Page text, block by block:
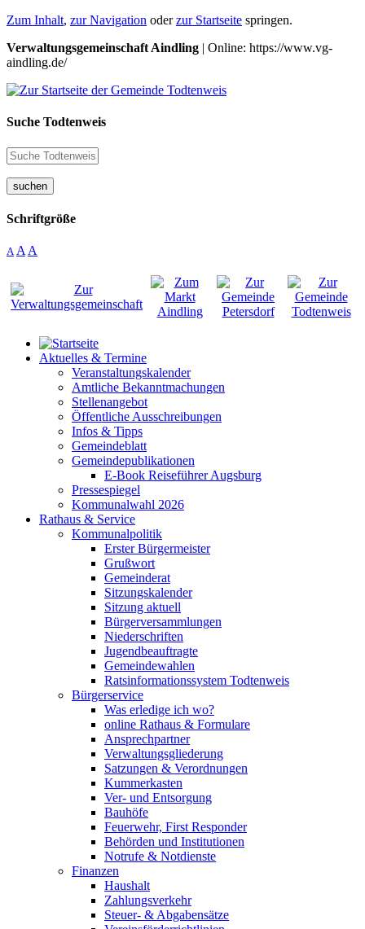
Zum Inhalt, zur Navigation oderzur Startseite springen.
Verwaltungsgemeinschaft Aindling | Online: https://www.vg-
aindling.de/
Suche Todtenweis
suchen
Schriftgröße
A A A
Aktuelles & Termine
Veranstaltungskalender
Amtliche Bekanntmachungen
Stellenangebot
Öffentliche Ausschreibungen
Infos & Tipps
Gemeindeblatt
Gemeindepublikationen
E-Book Reiseführer Augsburg
Pressespiegel
Kommunalwahl 2026
Rathaus & Service
Kommunalpolitik
Erster Bürgermeister
Grußwort
Gemeinderat
Sitzungskalender
Sitzung aktuell
Bürgerversammlungen
Niederschriften
Jugendbeauftragte
Gemeindewahlen
Ratsinformationssystem Todtenweis
Bürgerservice
Was erledige ich wo?
online Rathaus & Formulare
Ansprechpartner
Verwaltungsgliederung
Satzungen & Verordnungen
Kummerkasten
Ver- und Entsorgung
Bauhöfe
Feuerwehr, First Responder
Behörden und Institutionen
Notrufe & Notdienste
Finanzen
Haushalt
Zahlungsverkehr
Steuer- & Abgabensätze